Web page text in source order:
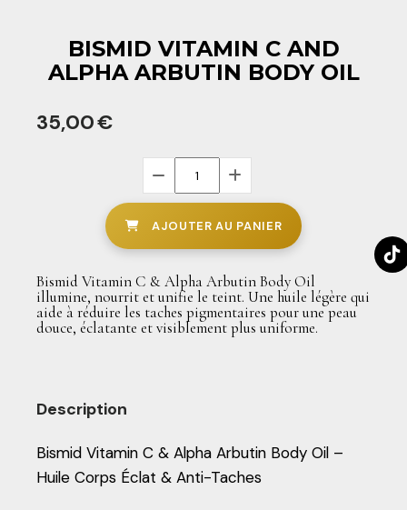
BISMID VITAMIN C AND
ALPHA ARBUTIN BODY OIL
35,00€
AJOUTER AU PANIER
Bismid Vitamin C & Alpha Arbutin Body Oil
illumine, nourrit et unifie le teint. Une huile légère qui
aide à réduire les taches pigmentaires pour une peau
douce, éclatante et visiblement plus uniforme.
Description
Bismid Vitamin C & Alpha Arbutin Body Oil –
Huile Corps Éclat & Anti-Taches